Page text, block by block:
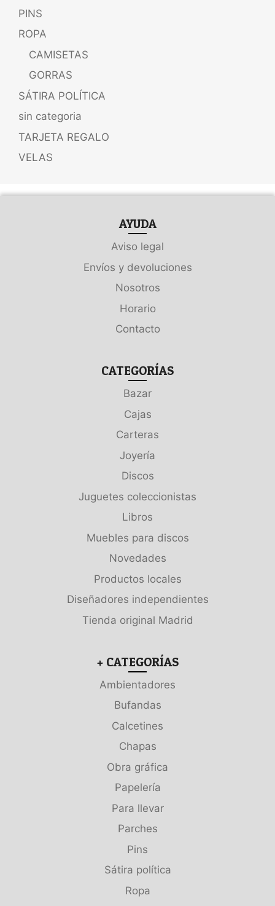
PINS
ROPA
CAMISETAS
GORRAS
SÁTIRA POLÍTICA
sin categoria
TARJETA REGALO
VELAS
AYUDA
Aviso legal
Envíos y devoluciones
Nosotros
Horario
Contacto
CATEGORÍAS
Bazar
Cajas
Carteras
Joyería
Discos
Juguetes coleccionistas
Libros
Muebles para discos
Novedades
Productos locales
Diseñadores independientes
Tienda original Madrid
+ CATEGORÍAS
Ambientadores
Bufandas
Calcetines
Chapas
Obra gráfica
Papelería
Para llevar
Parches
Pins
Sátira política
Ropa